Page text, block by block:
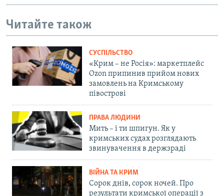
Читайте також
СУСПІЛЬСТВО
«Крим – не Росія»: маркетплейс
Ozon припинив прийом нових
замовлень на Кримському
півострові
ПРАВА ЛЮДИНИ
Мить – і ти шпигун. Як у
кримських судах розглядають
звинувачення в держзраді
ВІЙНА ТА КРИМ
Сорок днів, сорок ночей. Про
результати кримської операції з